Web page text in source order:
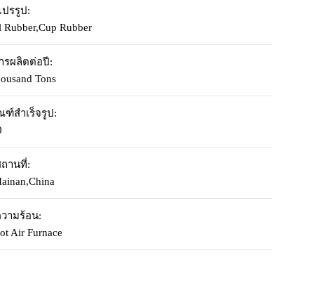
รรูป:
Rubber,Cup Rubber
รผลิตต่อปี:
Tons
สำเร็จรูป:
านที่:
ามร้อน:
Air Furnace